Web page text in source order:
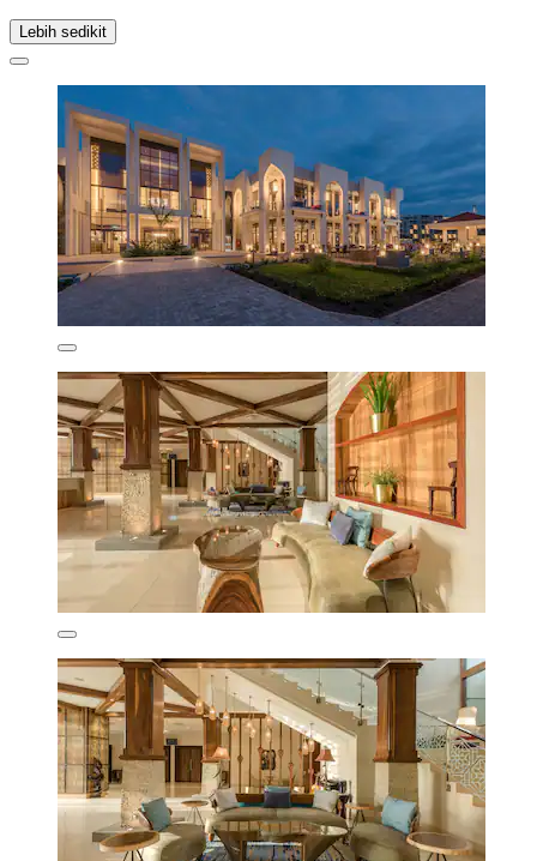
Lebih sedikit